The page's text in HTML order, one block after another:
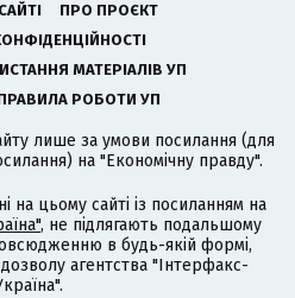
ПРО ПРОЄКТ
МАТЕРІАЛІВ УП
РОБОТИ УП
лише за умови посилання (для
на "Економічну правду".
на цьому сайті із посиланням на
, не підлягають подальшому
в будь-якій формі,
агентства "Інтерфакс-